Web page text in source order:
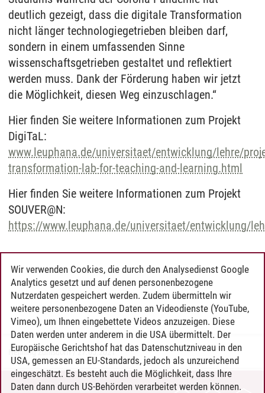
deutlich gezeigt, dass die digitale Transformation
nicht länger technologiegetrieben bleiben darf,
sondern in einem umfassenden Sinne
wissenschaftsgetrieben gestaltet und reflektiert
werden muss. Dank der Förderung haben wir jetzt
die Möglichkeit, diesen Weg einzuschlagen.“
Hier finden Sie weitere Informationen zum Projekt
DigiTaL:
www.leuphana.de/universitaet/entwicklung/lehre/
transformation-lab-for-teaching-and-learning.html
Hier finden Sie weitere Informationen zum Projekt
SOUVER@N:
https://www.leuphana.de/universitaet/entwicklung/
Henning Zühlsdorff/27.05.2021
Wir verwenden Cookies, die durch den Analysedienst Google
Analytics gesetzt und auf denen personenbezogene
Nutzerdaten gespeichert werden. Zudem übermitteln wir
weitere personenbezogene Daten an Videodienste (YouTube,
Vimeo), um Ihnen eingebettete Videos anzuzeigen. Diese
Daten werden unter anderem in die USA übermittelt. Der
Europäische Gerichtshof hat das Datenschutzniveau in den
USA, gemessen an EU-Standards, jedoch als unzureichend
eingeschätzt. Es besteht auch die Möglichkeit, dass Ihre
Daten dann durch US-Behörden verarbeitet werden können.